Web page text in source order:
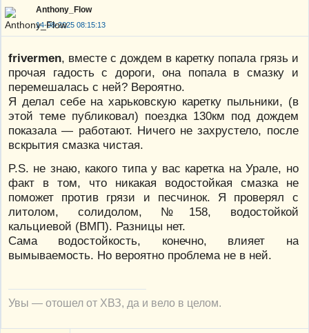
Anthony_Flow
14-08-2025 08:15:13
frivermen, вместе с дождем в каретку попала грязь и
прочая гадость с дороги, она попала в смазку и
перемешалась с ней? Вероятно.
Я делал себе на харьковскую каретку пыльники, (в
этой теме публиковал) поездка 130км под дождем
показала — работают. Ничего не захрустело, после
вскрытия смазка чистая.
P.S. не знаю, какого типа у вас каретка на Урале, но
факт в том, что никакая водостойкая смазка не
поможет против грязи и песчинок. Я проверял с
литолом, солидолом, №158, водостойкой
кальциевой (ВМП). Разницы нет.
Сама водостойкость, конечно, влияет на
вымываемость. Но вероятно проблема не в ней.
Увы — отошел от ХВЗ, да и вело в целом.